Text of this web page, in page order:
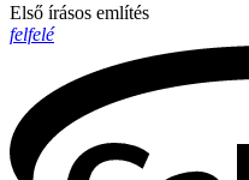
Első írásos említés
felfelé